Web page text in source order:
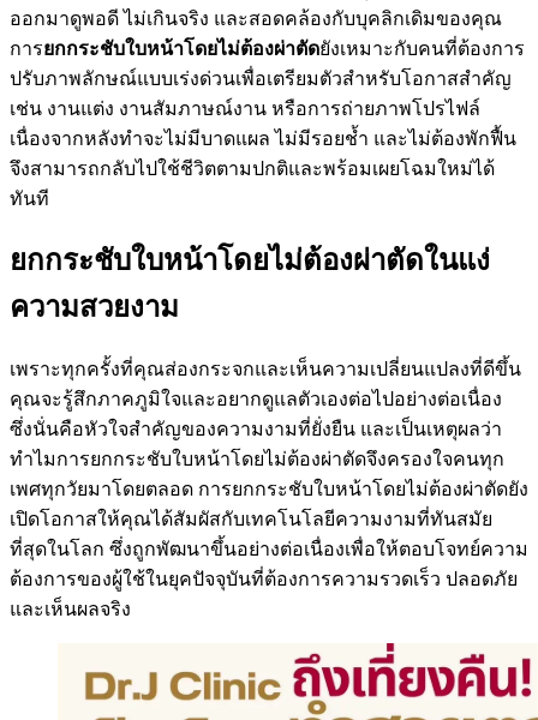
ออกมาดูพอดี ไม่เกินจริง และสอดคล้องกับบุคลิกเดิมของคุณ
การยกกระชับใบหน้าโดยไม่ต้องผ่าตัดยังเหมาะกับคนที่ต้องการ
ปรับภาพลักษณ์แบบเร่งด่วนเพื่อเตรียมตัวสำหรับโอกาสสำคัญ
เช่น งานแต่ง งานสัมภาษณ์งาน หรือการถ่ายภาพโปรไฟล์
เนื่องจากหลังทำจะไม่มีบาดแผล ไม่มีรอยช้ำ และไม่ต้องพักฟื้น
จึงสามารถกลับไปใช้ชีวิตตามปกติและพร้อมเผยโฉมใหม่ได้
ทันที
ยกกระชับใบหน้าโดยไม่ต้องผ่าตัดในแง่
ความสวยงาม
เพราะทุกครั้งที่คุณส่องกระจกและเห็นความเปลี่ยนแปลงที่ดีขึ้น
คุณจะรู้สึกภาคภูมิใจและอยากดูแลตัวเองต่อไปอย่างต่อเนื่อง
ซึ่งนั่นคือหัวใจสำคัญของความงามที่ยั่งยืน และเป็นเหตุผลว่า
ทำไมการยกกระชับใบหน้าโดยไม่ต้องผ่าตัดจึงครองใจคนทุก
เพศทุกวัยมาโดยตลอด การยกกระชับใบหน้าโดยไม่ต้องผ่าตัดยัง
เปิดโอกาสให้คุณได้สัมผัสกับเทคโนโลยีความงามที่ทันสมัย
ที่สุดในโลก ซึ่งถูกพัฒนาขึ้นอย่างต่อเนื่องเพื่อให้ตอบโจทย์ความ
ต้องการของผู้ใช้ในยุคปัจจุบันที่ต้องการความรวดเร็ว ปลอดภัย
และเห็นผลจริง